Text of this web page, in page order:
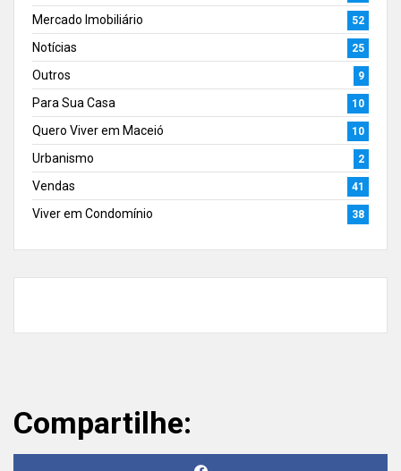
Mercado Imobiliário 52
Notícias 25
Outros 9
Para Sua Casa 10
Quero Viver em Maceió 10
Urbanismo 2
Vendas 41
Viver em Condomínio 38
Compartilhe: